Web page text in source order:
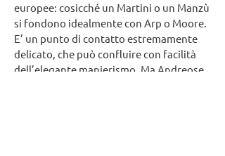
europee: cosicché un Martini o un Manzù
si fondono idealmente con Arp o Moore.
E’ un punto di contatto estremamente
delicato, che può confluire con facilità
dell’elegante manierismo. Ma Andreose,